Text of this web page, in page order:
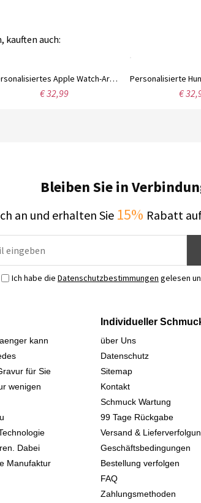
kauften auch:
Personalisiertes Apple Watch-Armband mit 1-3 Hunden und Pfoten und Namen, Sportarmband aus Silikon, Geburtstags-/Weihnachtsgeschenk für Tierliebhaber/Hundemama
€ 32,99 €
Bleiben Sie in
an und erhalten Sie 15% Rabatt
Ich habe die Datenschutzbestimmungen gelesen
kann
für Sie
wenigen
Dabei
Manufaktur
Individueller
über Uns
Datenschutz
Sitemap
Kontakt
Schmuck Wartung
99 Tage Rückgabe
Versand &
Geschäftsbedingungen
Bestellung verfolgen
FAQ
Zahlungsmethoden